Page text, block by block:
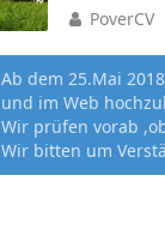
PoverCV
Ab dem 25.Mai
und im Web
Wir prüfen vorab
Wir bitten um